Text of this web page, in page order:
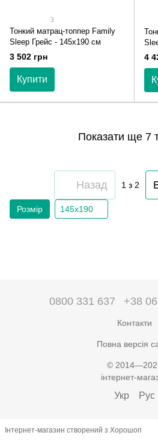
3
Тонкий матрац-топпер Family
Sleep Грейс - 145х190 см
3 502 грн
Купити
4
Показати ще 7
Назад 1з 2
Розмір 145х190
0800 331 637 +38
Контакти
Повна версія
©
інтернет-
Укр Рус
Інтернет-магазин створений з Хорошоп